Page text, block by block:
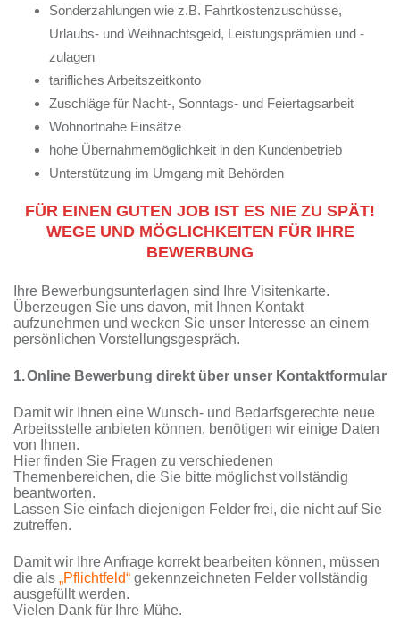
Sonderzahlungen wie z.B. Fahrtkostenzuschüsse,
Urlaubs- und Weihnachtsgeld, Leistungsprämien und -
zulagen
tarifliches Arbeitszeitkonto
Zuschläge für Nacht-, Sonntags- und Feiertagsarbeit
Wohnortnahe Einsätze
hohe Übernahmemöglichkeit in den Kundenbetrieb
Unterstützung im Umgang mit Behörden
FÜR EINEN GUTEN JOB IST ES NIE ZU SPÄT!
WEGE UND MÖGLICHKEITEN FÜR IHRE
BEWERBUNG
Ihre Bewerbungsunterlagen sind Ihre Visitenkarte.
Überzeugen Sie uns davon, mit Ihnen Kontakt
aufzunehmen und wecken Sie unser Interesse an einem
persönlichen Vorstellungsgespräch.
1.Online Bewerbung direkt über unser Kontaktformular
Damit wir Ihnen eine Wunsch- und Bedarfsgerechte neue
Arbeitsstelle anbieten können, benötigen wir einige Daten
von Ihnen.
Hier finden Sie Fragen zu verschiedenen
Themenbereichen, die Sie bitte möglichst vollständig
beantworten.
Lassen Sie einfach diejenigen Felder frei, die nicht auf Sie
zutreffen.
Damit wir Ihre Anfrage korrekt bearbeiten können, müssen
die als „Pflichtfeld“ gekennzeichneten Felder vollständig
ausgefüllt werden.
Vielen Dank für Ihre Mühe.